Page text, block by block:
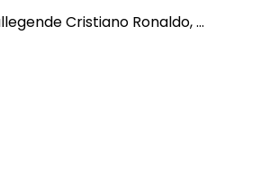
Cristiano Ronaldo, ...